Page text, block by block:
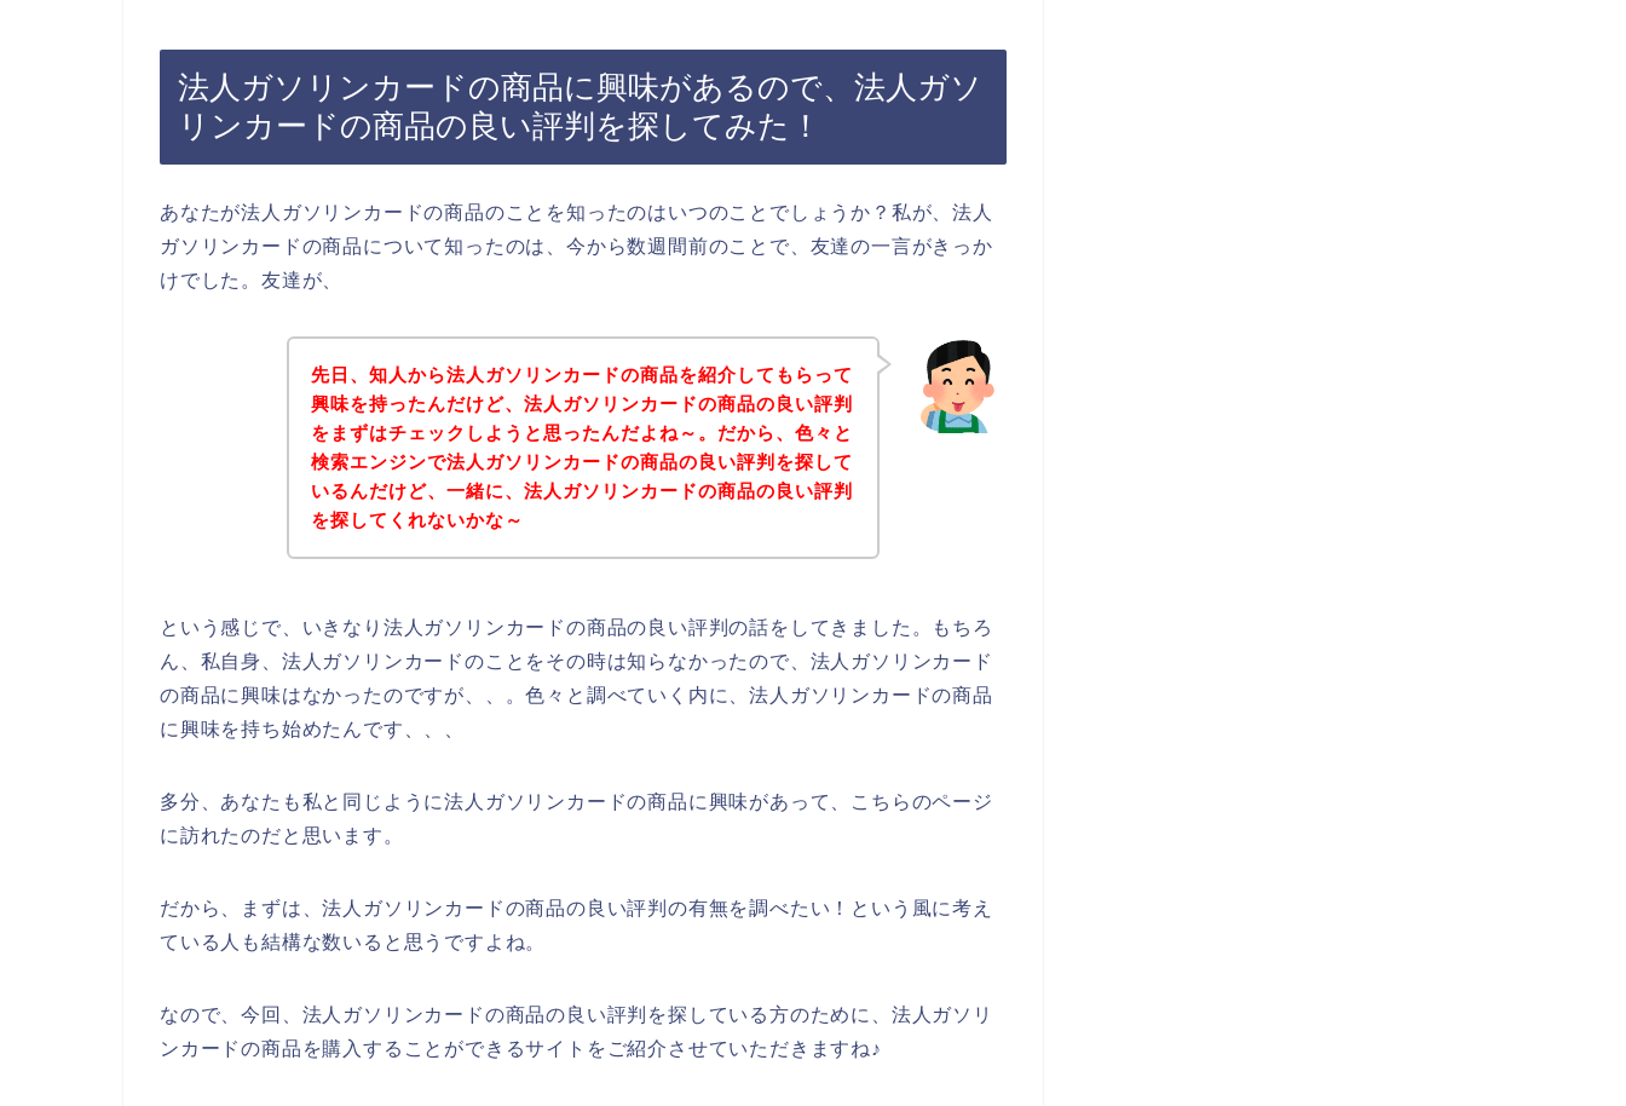
法人ガソリンカードの商品に興味があるので、法人ガソ
リンカードの商品の良い評判を探してみた！
あなたが法人ガソリンカードの商品のことを知ったのはいつのことでしょうか？私が、法人
ガソリンカードの商品について知ったのは、今から数週間前のことで、友達の一言がきっか
けでした。友達が、
先日、知人から法人ガソリンカードの商品を紹介してもらって
興味を持ったんだけど、法人ガソリンカードの商品の良い評判
をまずはチェックしようと思ったんだよね～。だから、色々と
検索エンジンで法人ガソリンカードの商品の良い評判を探して
いるんだけど、一緒に、法人ガソリンカードの商品の良い評判
を探してくれないかな～
という感じで、いきなり法人ガソリンカードの商品の良い評判の話をしてきました。もちろ
ん、私自身、法人ガソリンカードのことをその時は知らなかったので、法人ガソリンカード
の商品に興味はなかったのですが、、。色々と調べていく内に、法人ガソリンカードの商品
に興味を持ち始めたんです、、、
多分、あなたも私と同じように法人ガソリンカードの商品に興味があって、こちらのページ
に訪れたのだと思います。
だから、まずは、法人ガソリンカードの商品の良い評判の有無を調べたい！という風に考え
ている人も結構な数いると思うですよね。
なので、今回、法人ガソリンカードの商品の良い評判を探している方のために、法人ガソリ
ンカードの商品を購入することができるサイトをご紹介させていただきますね♪